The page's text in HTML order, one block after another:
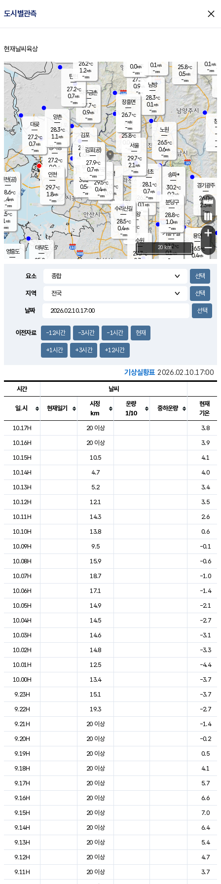
도시별관측 close
홈
현재날씨 육상
의도
℃
m/s
mm
영흥도
양주
27.2℃
0.9
-mm
과천
26.2℃
0.1m/s
- mm
용인
26.5℃
0.4m/s
경기광주
26.0℃
2.3m/s
-mm
0.8m/s
대부도
25.0
경서동
27.2℃
0.0m/s
-mm
파주금촌
27.7℃
0.9m/s
-mm
25.8℃
0.5m/s
-mm
대곶
27.2℃
0.7m/s
-mm
창
-
-m/
-
탄현
27.2℃
0.7m/s
-mm
0.1 m/s
-mm
의왕
- ℃
m/s
mm
김포
28.0℃
0.0 m/s
mm
광명
30.5 ℃
0.9 m/s
-mm
부천
30.2℃
0.5m/s
-mm
양촌
28.3℃
1.1 m/s
-mm
구로
29.5℃
0.4m/s
-mm
은평
25.8℃
0.0 m/s
- mm
노원
26.5℃
0.6m/s
-mm
송파*
30.2℃
0.2m/s
-mm
서초
28.1℃
0.7m/s
-mm
남방
28.3℃
0.1 m/s
-mm
기흥구갈
27.2℃
0.1m/s
-
수리산길
28.5℃
0.4m/s
-mm
분당구
28.8℃
1.0m/s
-mm
장흥면
26.7℃
-m/s
-mm
0.0m/s
-mm
인천(공)
28.6℃
1.4m/s
-mm
김포(공)
27.9℃
0.7m/s
-mm
수원
27.7℃
0.7 m/s
인천
29.7℃
1.8m/s
-mm
서울
29.7℃
2.1 m/s
-mm
26.2℃
1.2m/s
-mm
0.1 m/s
-mm
+
−
20 km
요소
지역
날짜
이전자료 -12시간 -3시간 -1시간 현재
+1시간 +3시간 +12시간
기상실황표 2026.02.10.17:00
도시별 기상실황표로 지점, 날씨, 기온, 강수, 바람, 기압등을 안내한 표입
시간 날씨
일.시 현재일기
시정
km
운량
1/10
중하운량
현재
기온
10.17H
20 이상
3.8
10.16H
20 이상
3.9
10.15H
10.5
4.1
10.14H
4.7
4.0
10.13H
5.2
3.4
10.12H
12.1
3.5
10.11H
14.3
2.6
10.10H
13.8
0.6
10.09H
9.5
-0.1
10.08H
15.9
-0.6
10.07H
18.7
-1.0
10.06H
17.1
-1.4
10.05H
14.9
-2.1
10.04H
14.5
-2.7
10.03H
14.6
-3.1
10.02H
14.8
-3.3
10.01H
12.5
-4.4
10.00H
13.4
-3.7
9.23H
15.1
-3.7
9.22H
19.3
-2.7
9.21H
20 이상
-1.4
9.20H
20 이상
-0.2
9.19H
20 이상
0.5
9.18H
20 이상
4.1
9.17H
20 이상
5.7
9.16H
20 이상
6.6
9.15H
20 이상
7.0
9.14H
20 이상
6.4
9.13H
20 이상
5.4
9.12H
20 이상
4.7
9.11H
20 이상
3.7